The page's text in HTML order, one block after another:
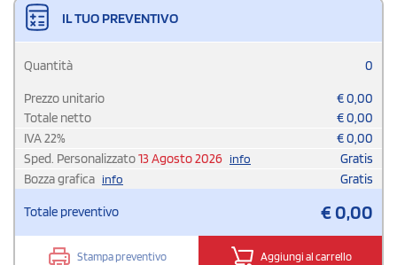
IL TUO PREVENTIVO
Quantità 0
Prezzo unitario €0,00
Totale netto
€0,00
IVA22% €0,00
Sped. Personalizzato13 Agosto 2026 info
Gratis
Bozza grafica info Gratis
Totale preventivo €0,00
Stampa preventivo Aggiungi al carrello